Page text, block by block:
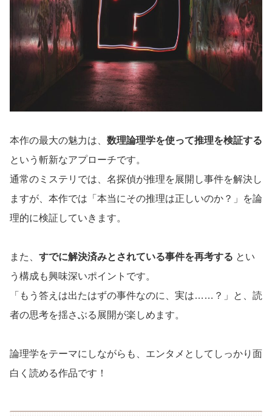
本作の最大の魅力は、 数理論理学を使って推理を検証する
という斬新なアプローチです。
通常のミステリでは、名探偵が推理を展開し事件を解決し
ますが、本作では「本当にその推理は正しいのか？」を論
理的に検証していきます。
また、 すでに解決済みとされている事件を再考する とい
う構成も興味深いポイントです。
「もう答えは出たはずの事件なのに、実は……？」と、読
者の思考を揺さぶる展開が楽しめます。
論理学をテーマにしながらも、エンタメとしてしっかり面
白く読める作品です！